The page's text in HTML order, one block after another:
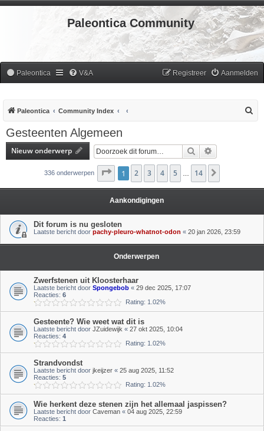
Paleontica Community
Paleontica V&A Aanmelden
Registreer
Paleontica Community Index
Gesteenten Algemeen
Nieuw onderwerp Zoek
336 onderwerpen Pagina1 van 14
1 2 3 4 5 14
Aankondigingen
Dit forum is nu gesloten
Laatste bericht door pachy-pleuro-whatnot-odon « 20 jan 2026, 23:59
Onderwerpen
Zwerfstenen uit Kloosterhaar
Laatste bericht door Spongebob « 29 dec 2025, 17:07
Reacties: 6
Rating: 1.02%
Gesteente? Wie weet wat dit is
Laatste bericht door JZuidewijk « 27 okt 2025, 10:04
Reacties: 4
Rating: 1.02%
Strandvondst
Laatste bericht door jkeijzer « 25 aug 2025, 11:52
Reacties: 5
Rating: 1.02%
Wie herkent deze stenen zijn het allemaal jaspissen?
Laatste bericht door Caveman « 04 aug 2025, 22:59
Reacties: 1